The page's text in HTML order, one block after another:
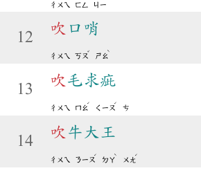
ㄔㄨㄟ ㄈㄥ ㄐㄧ
12
吹 口哨
ㄔㄨㄟ ㄎㄡ
ˇ
ㄕㄠ
ˋ
13
吹 毛求疵
ㄔㄨㄟ ㄇㄠ
ˊ
ㄑㄧㄡ
ˊ
ㄘ
14
吹 牛大王
ㄔㄨㄟ ㄋㄧㄡ
ˊ
ㄉㄚ
ˋ
ㄨㄤ
ˊ